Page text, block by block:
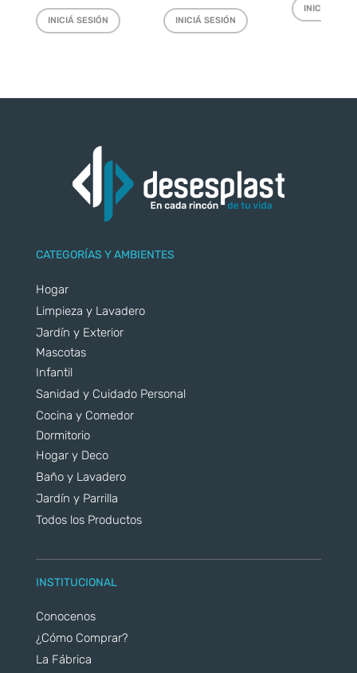
INICIÁ SESIÓN INICIÁ SESIÓN
INICIÁ
CATEGORÍAS Y AMBIENTES
Hogar
Limpieza y Lavadero
Jardín y Exterior
Mascotas
Infantil
Sanidad y Cuidado Personal
Cocina y Comedor
Dormitorio
Hogar y Deco
Baño y Lavadero
Jardín y Parrilla
Todos los Productos
INSTITUCIONAL
Conocenos
¿Cómo Comprar?
La Fábrica